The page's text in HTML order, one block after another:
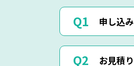
申し込
お電話(0120-
お電話・メール
お見積